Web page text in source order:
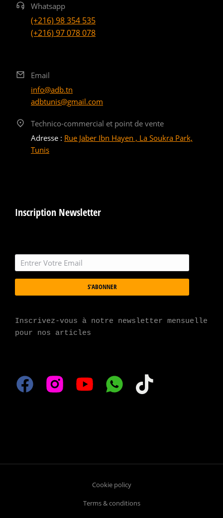
Whatsapp
(+216) 98 354 535
(+216) 97 078 078
Email
info@adb.tn
adbtunis@gmail.com
Technico-commercial et point de vente
Adresse : Rue Jaber Ibn Hayen , La Soukra Park,
Tunis
Inscription Newsletter
S'ABONNER
Inscrivez-vous à notre newsletter mensuelle
pour nos articles
Cookie policy
Terms & conditions